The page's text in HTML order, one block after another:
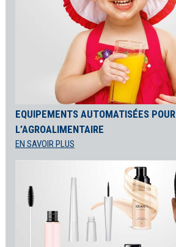
EQUIPEMENTS AUTOMATISÉES POUR
L’AGROALIMENTAIRE
EN SAVOIR PLUS